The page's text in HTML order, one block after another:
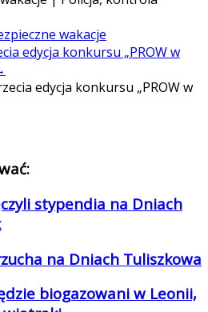
wakacje
edycja konkursu „PROW w
stypendia na Dniach
na Dniach Tuliszkowa
biogazowani w Leonii,